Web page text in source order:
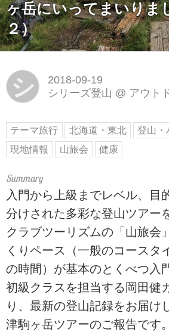
ヶ岳にいってまいりま
２）
シ
2018-09-19
シリーズ登山 @ アウト
テーマ旅行 北海道・東北
登山・
現地情報
山旅会 健康
入門から上級までレベル、目
分けされた多彩な登山ツアー
クラブツーリズムの「山旅会
くりペース（一般のコースタ
の時間）が基本のとくべつ入
初級クラスを担当する岡田健
り、最新の登山記録をお届け
津駒ヶ岳ツアーのご報告です。